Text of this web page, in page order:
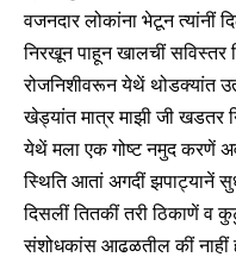
वजनदार लोकांना भेटून त्यांनीं
निरखून पाहून खालचीं सविस्तर
रोजनिशीवरून येथें थोडक्यांत
खेड्यांत मात्र माझी जी खडतर
येथें मला एक गोष्ट नमुद करणें
स्थिति आतां अगदीं झपाट्यानें
दिसलीं तितकीं तरी ठिकाणें व
संशोधकांस आढळतील कीं नाहीं